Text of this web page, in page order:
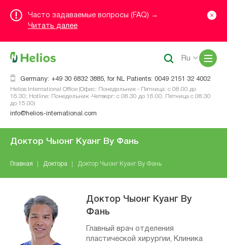
Часто задаваемые вопросы (FAQ) →
Читать далее
Germany: +49 30 6832 3885, for NL Patients: 0049 2151 32 4002
Helios International Office (Офис: Понедельник - Пятница: с 08.00 до
16.30; Hotline: Понедельник -Четверг: с 08.30 до 16.00, Пятница с 08.30
до 15.00)
info@helios-international.com
Ru
Доктор Чыонг Куанг Ву Фань
Главная Доктора Доктор Чыонг Куанг Ву Фань
Доктор Чыонг Куанг Ву
Фань
Главный врач отделения
пластической хирургии, Клиника